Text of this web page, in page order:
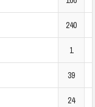
240
1
39
24